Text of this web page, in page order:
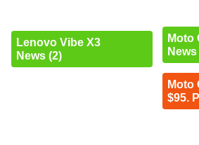
Lenovo Vibe X3
News (2)
Moto
News
Moto
$95.